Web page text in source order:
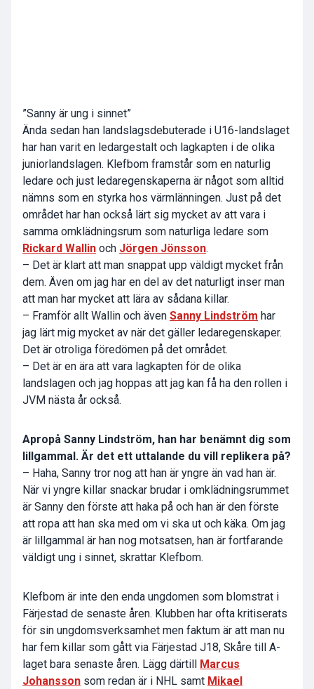
”Sanny är ung i sinnet”
Ända sedan han landslagsdebuterade i U16-landslaget
har han varit en ledargestalt och lagkapten i de olika
juniorlandslagen. Klefbom framstår som en naturlig
ledare och just ledaregenskaperna är något som alltid
nämns som en styrka hos värmlänningen. Just på det
området har han också lärt sig mycket av att vara i
samma omklädningsrum som naturliga ledare som
Rickard Wallin och Jörgen Jönsson.
– Det är klart att man snappat upp väldigt mycket från
dem. Även om jag har en del av det naturligt inser man
att man har mycket att lära av sådana killar.
– Framför allt Wallin och även Sanny Lindström har
jag lärt mig mycket av när det gäller ledaregenskaper.
Det är otroliga föredömen på det området.
– Det är en ära att vara lagkapten för de olika
landslagen och jag hoppas att jag kan få ha den rollen i
JVM nästa år också.
Apropå Sanny Lindström, han har benämnt dig som
lillgammal. Är det ett uttalande du vill replikera på?
– Haha, Sanny tror nog att han är yngre än vad han är.
När vi yngre killar snackar brudar i omklädningsrummet
är Sanny den förste att haka på och han är den förste
att ropa att han ska med om vi ska ut och käka. Om jag
är lillgammal är han nog motsatsen, han är fortfarande
väldigt ung i sinnet, skrattar Klefbom.
Klefbom är inte den enda ungdomen som blomstrat i
Färjestad de senaste åren. Klubben har ofta kritiserats
för sin ungdomsverksamhet men faktum är att man nu
har fem killar som gått via Färjestad J18, Skåre till A-
laget bara senaste åren. Lägg därtill
Marcus
Johansson som redan är i NHL samt Mikael